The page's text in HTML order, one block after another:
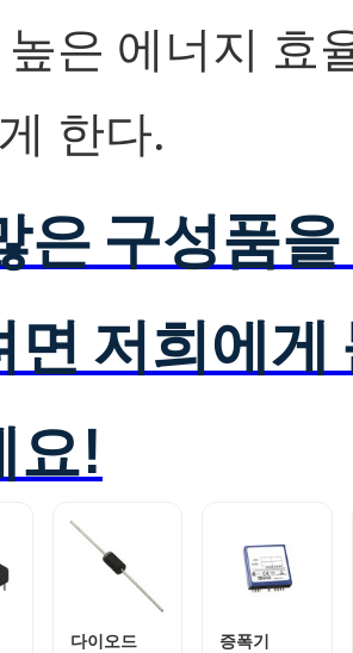
은 에너지 효
한다.
은 구성품
면 저희에게
요!
다이오드 증폭기